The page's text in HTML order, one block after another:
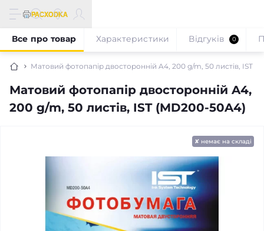
Матовий фотопапір двосторонній A4, 200 g/m, 50 листів, IST
Матовий фотопапір двосторонній A4,
200 g/m, 50 листів, IST (MD200-50A4)
Все про товар Характеристики Відгуків 0
✘ немає на складі